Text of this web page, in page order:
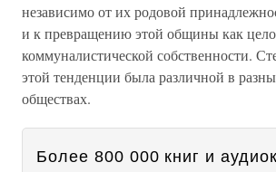
независимо от их родовой
и к превращению этой общины как
коммуналистической собственности.
этой тенденции была различной в
обществах.
Более 800 000 книг и